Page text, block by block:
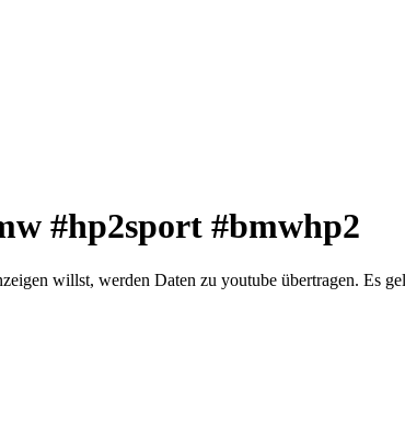
#hp2sport #bmwhp2
willst, werden Daten zu youtube übertragen. Es